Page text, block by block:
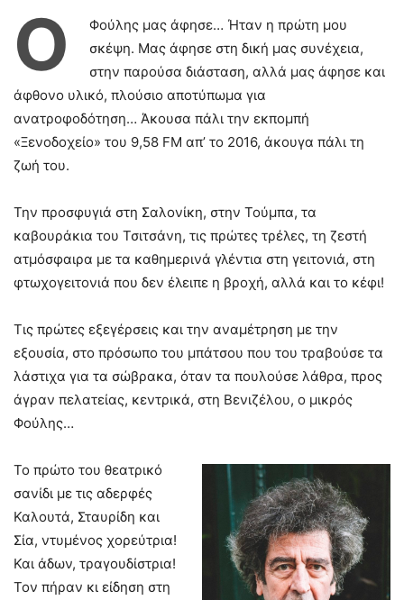
Ο
Φούλης μας άφησε… Ήταν η πρώτη μου
σκέψη. Μας άφησε στη δική μας συνέχεια,
στην παρούσα διάσταση, αλλά μας άφησε και
άφθονο υλικό, πλούσιο αποτύπωμα για
ανατροφοδότηση… Άκουσα πάλι την εκπομπή
«Ξενοδοχείο» του 9,58 FM απ’ το 2016, άκουγα πάλι τη
ζωή του.
Την προσφυγιά στη Σαλονίκη, στην Τούμπα, τα
καβουράκια του Τσιτσάνη, τις πρώτες τρέλες, τη ζεστή
ατμόσφαιρα με τα καθημερινά γλέντια στη γειτονιά, στη
φτωχογειτονιά που δεν έλειπε η βροχή, αλλά και το κέφι!
Τις πρώτες εξεγέρσεις και την αναμέτρηση με την
εξουσία, στο πρόσωπο του μπάτσου που του τραβούσε τα
λάστιχα για τα σώβρακα, όταν τα πουλούσε λάθρα, προς
άγραν πελατείας, κεντρικά, στη Βενιζέλου, ο μικρός
Φούλης…
Το πρώτο του θεατρικό
σανίδι με τις αδερφές
Καλουτά, Σταυρίδη και
Σία, ντυμένος χορεύτρια!
Και άδων, τραγουδίστρια!
Τον πήραν κι είδηση στη